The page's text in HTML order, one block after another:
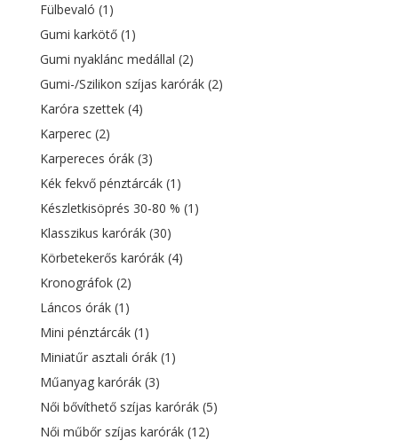
Fülbevaló (1)
Gumi karkötő (1)
Gumi nyaklánc medállal (2)
Gumi-/Szilikon szíjas karórák (2)
Karóra szettek (4)
Karperec (2)
Karpereces órák (3)
Kék fekvő pénztárcák (1)
Készletkisöprés 30-80 % (1)
Klasszikus karórák (30)
Körbetekerős karórák (4)
Kronográfok (2)
Láncos órák (1)
Mini pénztárcák (1)
Miniatűr asztali órák (1)
Műanyag karórák (3)
Női bővíthető szíjas karórák (5)
Női műbőr szíjas karórák (12)